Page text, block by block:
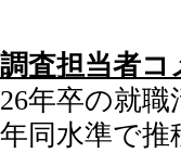
調査担当者
年卒の就
同水準で